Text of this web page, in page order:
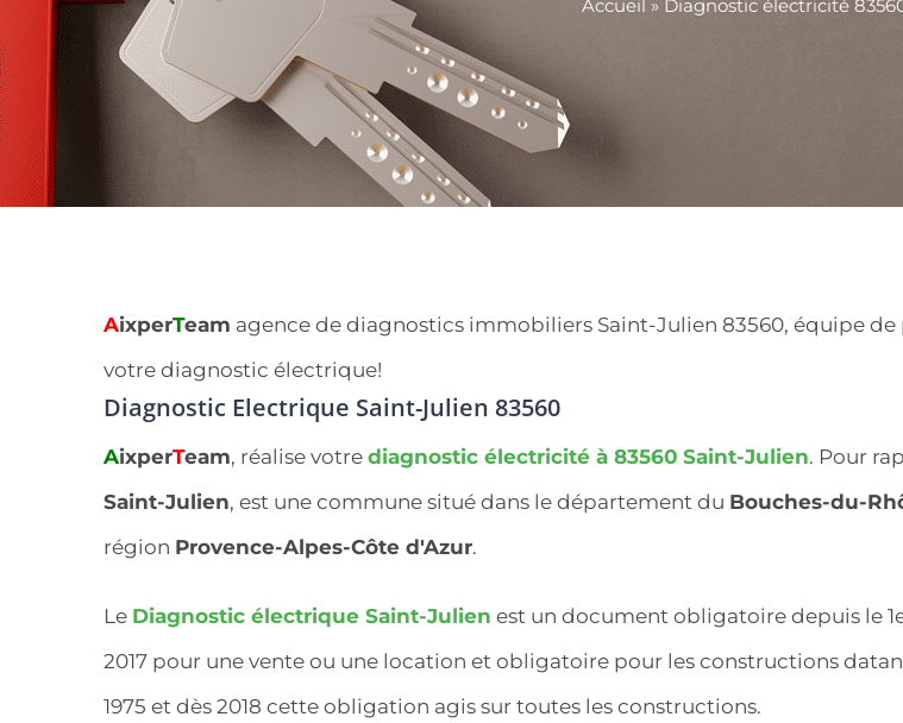
Accueil » Diagnostic électricité
AixperTeam agence de diagnostics immobiliers Saint-Julien 83560, équipe
votre diagnostic électrique!
Diagnostic Electrique Saint-Julien 83560
AixperTeam, réalise votre diagnostic électricité à 83560 Saint-Julien. Pour
Saint-Julien, est une commune situé dans le département du Bouches-du-
région Provence-Alpes-Côte d'Azur.
Le Diagnostic électrique Saint-Julien est un document obligatoire depuis le
2017 pour une vente ou une location et obligatoire pour les constructions
1975 et dès 2018 cette obligation agis sur toutes les constructions.